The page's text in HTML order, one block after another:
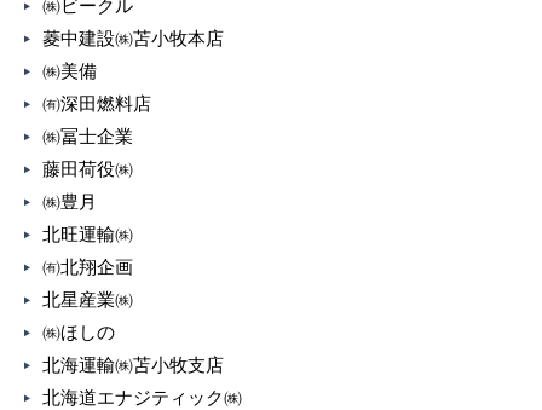
㈱ビークル
菱中建設㈱苫小牧本店
㈱美備
㈲深田燃料店
㈱冨士企業
藤田荷役㈱
㈱豊月
北旺運輸㈱
㈲北翔企画
北星産業㈱
㈱ほしの
北海運輸㈱苫小牧支店
北海道エナジティック㈱